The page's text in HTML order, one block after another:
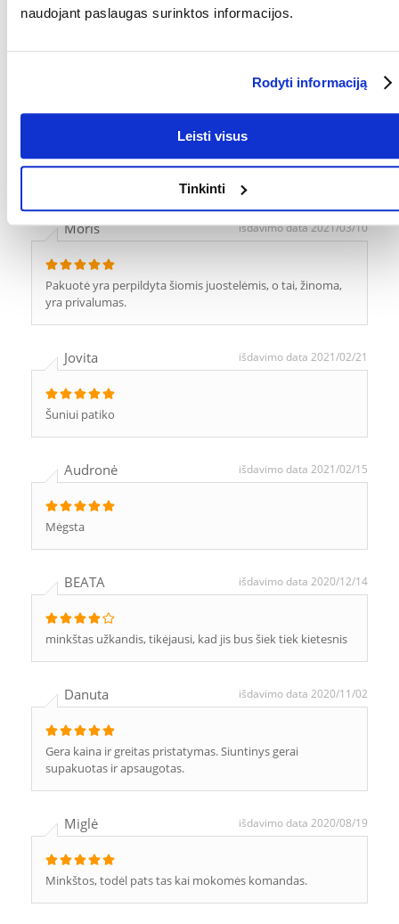
naudojant paslaugas surinktos informacijos.
Rodyti informaciją
Leisti visus
Tinkinti
Tosia išdavimo data 2021/10/05
valgoma
Moris išdavimo data 2021/03/10
Pakuotė yra perpildyta šiomis juostelėmis, o tai, žinoma,
yra privalumas.
Jovita išdavimo data 2021/02/21
Šuniui patiko
Audronė išdavimo data 2021/02/15
Mėgsta
BEATA išdavimo data 2020/12/14
minkštas užkandis, tikėjausi, kad jis bus šiek tiek kietesnis
Danuta išdavimo data 2020/11/02
Gera kaina ir greitas pristatymas. Siuntinys gerai
supakuotas ir apsaugotas.
Miglė išdavimo data 2020/08/19
Minkštos, todėl pats tas kai mokomės komandas.